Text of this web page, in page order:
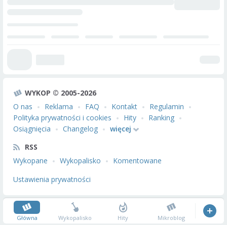
WYKOP © 2005-2026
O nas
Reklama FAQ Kontakt
Regulamin
Polityka prywatności i cookies
Hity
Ranking
Osiągnięcia
Changelog
więcej
RSS
Wykopane
Wykopalisko
Komentowane
Ustawienia prywatności
Główna Wykopalisko Hity Mikroblog